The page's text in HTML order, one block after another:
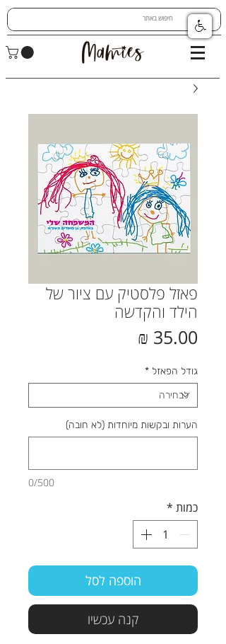
פאזל פלסטיק עם ציור של
הילד והקדשה
גודל הפאזל *
הערות ובקשות מיוחדות (לא חובה)
0/500
כמות *
הוספה לסל
קנה עכשיו